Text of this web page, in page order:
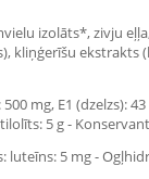
izolāts*, zivju
kliņģerīšu
mg, E1 (dzelzs): 43
5 g -
luteīns: 5 mg -